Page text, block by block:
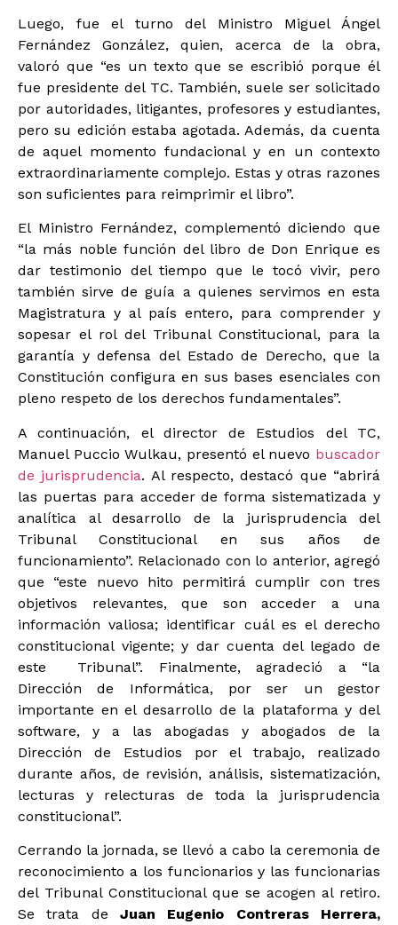
Luego, fue el turno del Ministro Miguel Ángel
Fernández González, quien, acerca de la obra,
valoró que “es un texto que se escribió porque él
fue presidente del TC. También, suele ser solicitado
por autoridades, litigantes, profesores y estudiantes,
pero su edición estaba agotada. Además, da cuenta
de aquel momento fundacional y en un contexto
extraordinariamente complejo. Estas y otras razones
son suficientes para reimprimir el libro”.
El Ministro Fernández, complementó diciendo que
“la más noble función del libro de Don Enrique es
dar testimonio del tiempo que le tocó vivir, pero
también sirve de guía a quienes servimos en esta
Magistratura y al país entero, para comprender y
sopesar el rol del Tribunal Constitucional, para la
garantía y defensa del Estado de Derecho, que la
Constitución configura en sus bases esenciales con
pleno respeto de los derechos fundamentales”.
A continuación, el director de Estudios del TC,
Manuel Puccio Wulkau, presentó el nuevo buscador
de jurisprudencia. Al respecto, destacó que “abrirá
las puertas para acceder de forma sistematizada y
analítica al desarrollo de la jurisprudencia del
Tribunal Constitucional en sus años de
funcionamiento”. Relacionado con lo anterior, agregó
que “este nuevo hito permitirá cumplir con tres
objetivos relevantes, que son acceder a una
información valiosa; identificar cuál es el derecho
constitucional vigente; y dar cuenta del legado de
este Tribunal”. Finalmente, agradeció a “la
Dirección de Informática, por ser un gestor
importante en el desarrollo de la plataforma y del
software, y a las abogadas y abogados de la
Dirección de Estudios por el trabajo, realizado
durante años, de revisión, análisis, sistematización,
lecturas y relecturas de toda la jurisprudencia
constitucional”.
Cerrando la jornada, se llevó a cabo la ceremonia de
reconocimiento a los funcionarios y las funcionarias
del Tribunal Constitucional que se acogen al retiro.
Se trata de Juan Eugenio Contreras Herrera,